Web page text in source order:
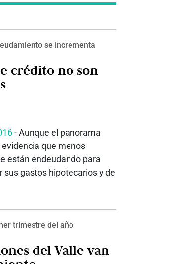
se incrementa
crédito no son
- Aunque el panorama
que menos
están endeudando para
sus gastos hipotecarios y de
trimestre del año
del Valle van